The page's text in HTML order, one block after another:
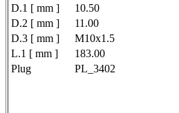
D.1 [ mm ]
10.50
D.2 [ mm ]
11.00
D.3 [ mm ]
M10x1.5
L.1 [ mm ]
183.00
Plug
PL_3402